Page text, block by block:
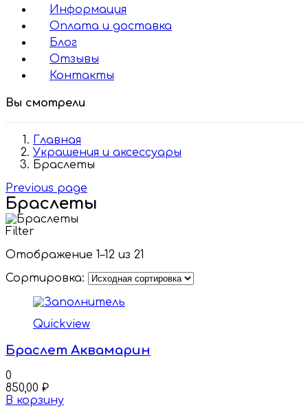
Информация
Оплата и доставка
Блог
Отзывы
Контакты
Вы смотрели
Главная
Украшения и аксессуары
Браслеты
Previous page
Браслеты
Filter
Отображение 1–12 из 21
Сортировка:
Quickview
Браслет Аквамарин
0
850,00 ₽
В корзину